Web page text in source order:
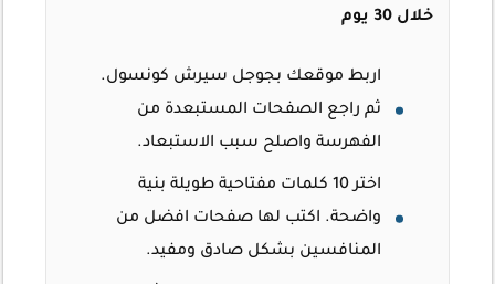
خلال 30 يوم
اربط موقعك بجوجل سيرش كونسول.
ثم راجع الصفحات المستبعدة من
الفهرسة واصلح سبب الاستبعاد.
اختر 10 كلمات مفتاحية طويلة بنية
واضحة. اكتب لها صفحات افضل من
المنافسين بشكل صادق ومفيد.